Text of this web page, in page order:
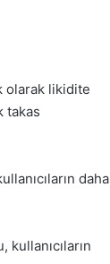
olarak likidite
takas
daha